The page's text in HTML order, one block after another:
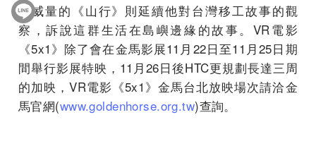
曾威量的《山行》則延續他對台灣移工故事的觀
察，訴說這群生活在島嶼邊緣的故事。VR電影
《5x1》除了會在金馬影展11月22日至11月25日期
間舉行影展特映，11月26日後HTC更規劃長達三周
的加映，VR電影《5x1》金馬台北放映場次請洽金
馬官網(www.goldenhorse.org.tw)查詢。